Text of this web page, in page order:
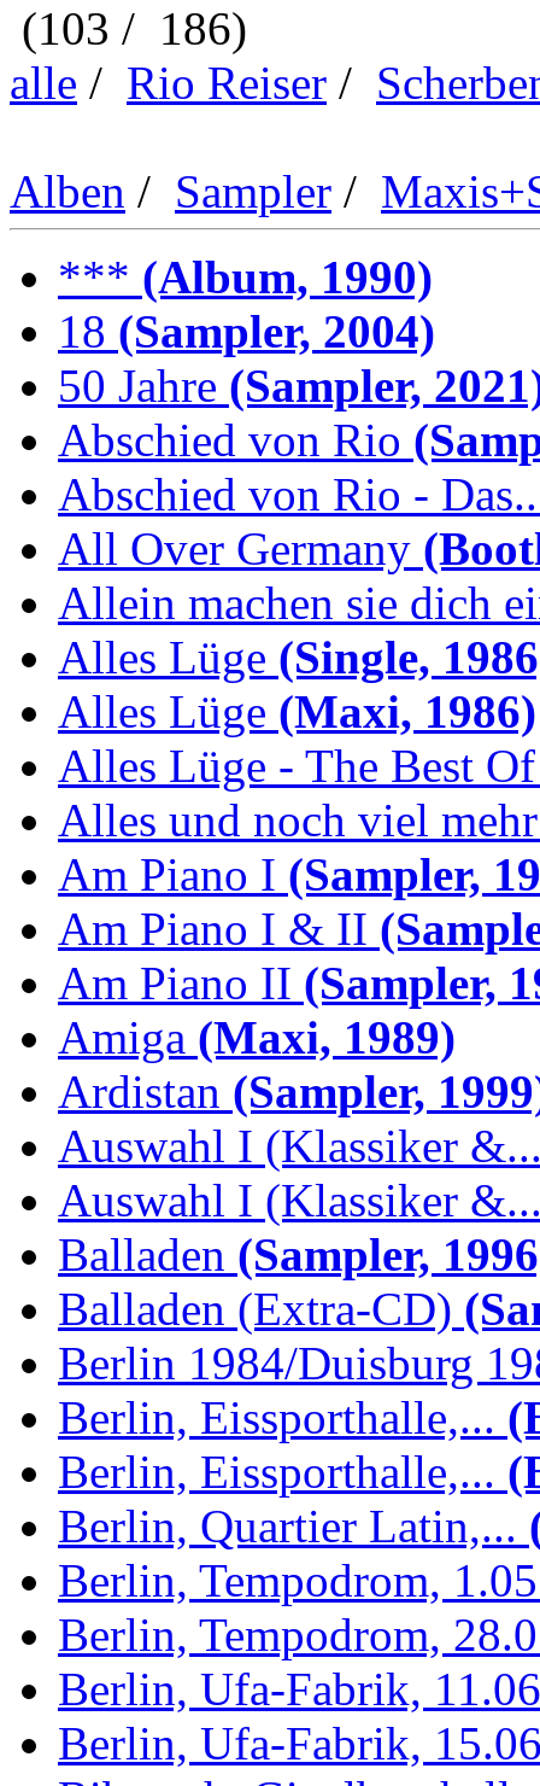
(103 / 186)
alle / Rio Reiser /
Alben / Sampler /
*** (Album, 1990)
18 (Sampler, 2004)
50 Jahre (Sampler,
Abschied von Rio
Abschied von Rio -
All Over Germany
Allein machen sie dich
Alles Lüge (Single,
Alles Lüge (Maxi, 1986)
Alles Lüge - The Best Of
Alles und noch viel
Am Piano I (Sampler,
Am Piano I & II
Am Piano II (Sampler,
Amiga (Maxi, 1989)
Ardistan (Sampler,
Auswahl I (Klassiker
Auswahl I (Klassiker
Balladen (Sampler,
Balladen (Extra-CD)
Berlin 1984/Duisburg
Berlin, Eissporthalle,...
Berlin, Eissporthalle,...
Berlin, Quartier Latin,...
Berlin, Tempodrom,
Berlin, Tempodrom,
Berlin, Ufa-Fabrik,
Berlin, Ufa-Fabrik,